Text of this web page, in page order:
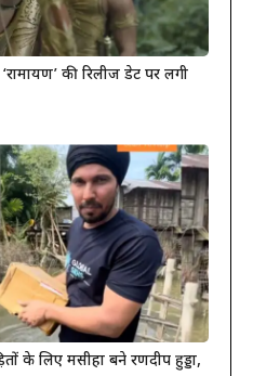
की रिलीज डेट पर लगी
के लिए मसीहा बने रणदीप हुड्डा,